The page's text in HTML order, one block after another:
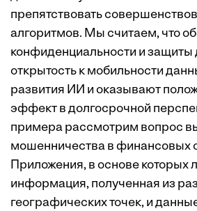
препятствовать
алгоритмов. Мы считаем, что
конфиденциальности и защиты
открытость к мобильности
развития ИИ и оказывают
эффект в долгосрочной
примера рассмотрим вопрос
мошенничества в финансовых
Приложения, в основе которых
информация, полученная из
географических точек, и